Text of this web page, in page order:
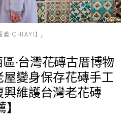
義 CHIAYI】
區‧台灣花磚古厝博物
變身保存花磚手工
維護台灣老花磚